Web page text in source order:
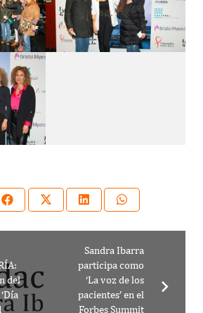
del
Sandra Ibarra
participa como
‘La voz de los
pacientes’ en el
Forbes Summit